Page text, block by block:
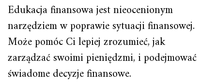
Edukacja finansowa jest nieocenionym
narzędziem w poprawie sytuacji finansowej.
Może pomóc Ci lepiej zrozumieć, jak
zarządzać swoimi pieniędzmi, i podejmować
świadome decyzje finansowe.